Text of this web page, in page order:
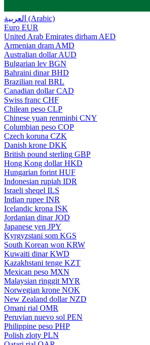
العربية (Arabic)
Euro EUR
United Arab Emirates dirham AED
Armenian dram AMD
Australian dollar AUD
Bulgarian lev BGN
Bahraini dinar BHD
Brazilian real BRL
Canadian dollar CAD
Swiss franc CHF
Chilean peso CLP
Chinese yuan renminbi CNY
Columbian peso COP
Czech koruna CZK
Danish krone DKK
British pound sterling GBP
Hong Kong dollar HKD
Hungarian forint HUF
Indonesian rupiah IDR
Israeli sheqel ILS
Indian rupee INR
Icelandic krona ISK
Jordanian dinar JOD
Japanese yen JPY
Kyrgyzstani som KGS
South Korean won KRW
Kuwaiti dinar KWD
Kazakhstani tenge KZT
Mexican peso MXN
Malaysian ringgit MYR
Norwegian krone NOK
New Zealand dollar NZD
Omani rial OMR
Peruvian nuevo sol PEN
Philippine peso PHP
Polish zloty PLN